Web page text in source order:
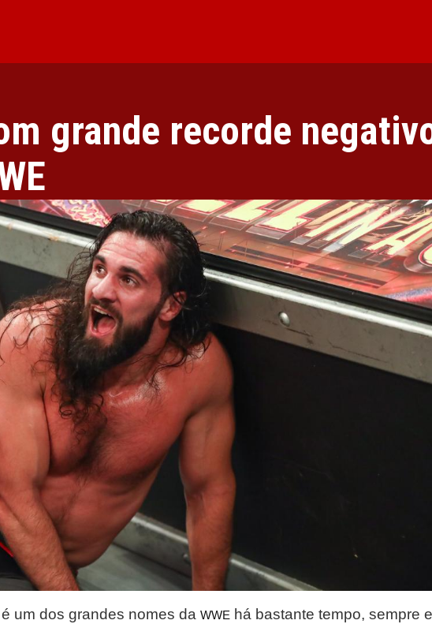
grande recorde
é um dos grandes nomes da WWE há bastante tempo, sempre